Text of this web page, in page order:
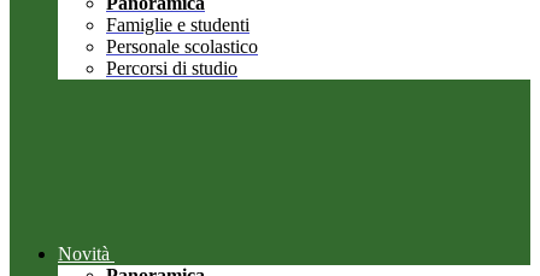
Famiglie e studenti
Personale scolastico
Percorsi di studio
Novità